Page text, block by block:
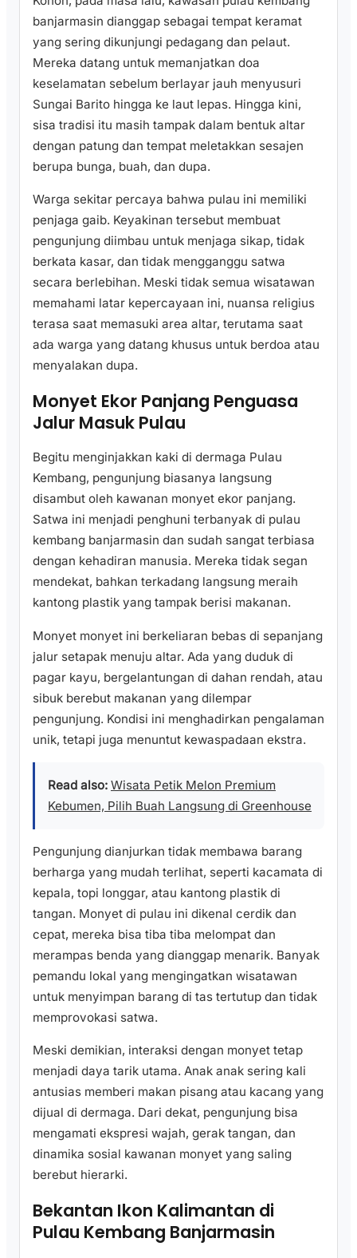
banjarmasin dianggap sebagai tempat keramat
yang sering dikunjungi pedagang dan pelaut.
Mereka datang untuk memanjatkan doa
keselamatan sebelum berlayar jauh menyusuri
Sungai Barito hingga ke laut lepas. Hingga kini,
sisa tradisi itu masih tampak dalam bentuk altar
dengan patung dan tempat meletakkan sesajen
berupa bunga, buah, dan dupa.
Warga sekitar percaya bahwa pulau ini memiliki
penjaga gaib. Keyakinan tersebut membuat
pengunjung diimbau untuk menjaga sikap, tidak
berkata kasar, dan tidak mengganggu satwa
secara berlebihan. Meski tidak semua wisatawan
memahami latar kepercayaan ini, nuansa religius
terasa saat memasuki area altar, terutama saat
ada warga yang datang khusus untuk berdoa atau
menyalakan dupa.
Monyet Ekor Panjang Penguasa
Jalur Masuk Pulau
Begitu menginjakkan kaki di dermaga Pulau
Kembang, pengunjung biasanya langsung
disambut oleh kawanan monyet ekor panjang.
Satwa ini menjadi penghuni terbanyak di pulau
kembang banjarmasin dan sudah sangat terbiasa
dengan kehadiran manusia. Mereka tidak segan
mendekat, bahkan terkadang langsung meraih
kantong plastik yang tampak berisi makanan.
Monyet monyet ini berkeliaran bebas di sepanjang
jalur setapak menuju altar. Ada yang duduk di
pagar kayu, bergelantungan di dahan rendah, atau
sibuk berebut makanan yang dilempar
pengunjung. Kondisi ini menghadirkan pengalaman
unik, tetapi juga menuntut kewaspadaan ekstra.
Read also: Wisata Petik Melon Premium
Kebumen, Pilih Buah Langsung di Greenhouse
Pengunjung dianjurkan tidak membawa barang
berharga yang mudah terlihat, seperti kacamata di
kepala, topi longgar, atau kantong plastik di
tangan. Monyet di pulau ini dikenal cerdik dan
cepat, mereka bisa tiba tiba melompat dan
merampas benda yang dianggap menarik. Banyak
pemandu lokal yang mengingatkan wisatawan
untuk menyimpan barang di tas tertutup dan tidak
memprovokasi satwa.
Meski demikian, interaksi dengan monyet tetap
menjadi daya tarik utama. Anak anak sering kali
antusias memberi makan pisang atau kacang yang
dijual di dermaga. Dari dekat, pengunjung bisa
mengamati ekspresi wajah, gerak tangan, dan
dinamika sosial kawanan monyet yang saling
berebut hierarki.
Bekantan Ikon Kalimantan di
Pulau Kembang Banjarmasin